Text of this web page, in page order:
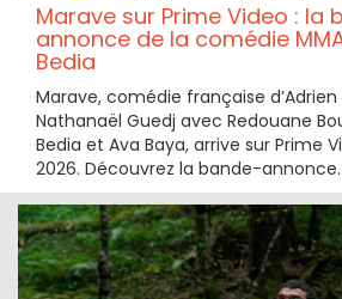
Marave sur Prime Video : la
annonce de la comédie
Bedia
Marave, comédie française
Nathanaël Guedj avec Redouane
Bedia et Ava Baya, arrive sur Prime
2026. Découvrez la bande-annonce.